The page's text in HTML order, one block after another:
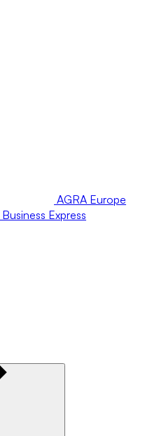
AGRA Europe
Business Express